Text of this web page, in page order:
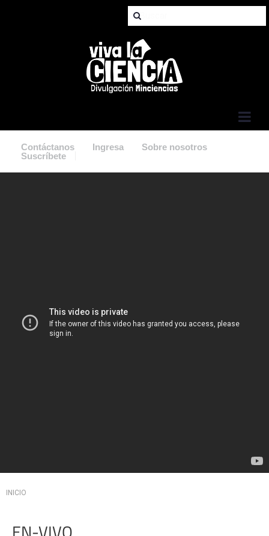
Contáctanos Ingresa
Sobre nosotros
Suscríbete
Usted está aquí
INICIO